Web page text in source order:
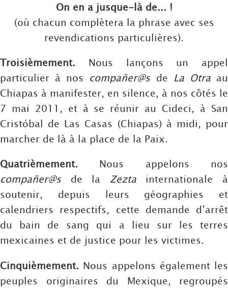
On en a jusque-là de... !
(où chacun complètera la phrase avec ses
revendications particulières).
Troisièmement. Nous lançons un appel
particulier à nos compañer@s de La Otraau
Chiapas à manifester, en silence, à nos côtés le
7 mai 2011, et à se réunir au Cideci, à San
Cristóbal de Las Casas (Chiapas) à midi, pour
marcher de là à la place de la Paix.
Quatrièmement. Nous appelons nos
compañer@s de la Zeztainternationale à
soutenir, depuis leurs géographies et
calendriers respectifs, cette demande d’arrêt
du bain de sang qui a lieu sur les terres
mexicaines et de justice pour les victimes.
Cinquièmement. Nous appelons également les
peuples originaires du Mexique, regroupés